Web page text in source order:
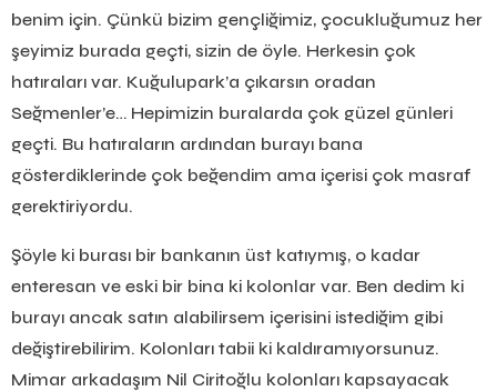
benim için. Çünkü bizim gençliğimiz, çocukluğumuz her
şeyimiz burada geçti, sizin de öyle. Herkesin çok
hatıraları var. Kuğulupark’a çıkarsın oradan
Seğmenler’e… Hepimizin buralarda çok güzel günleri
geçti. Bu hatıraların ardından burayı bana
gösterdiklerinde çok beğendim ama içerisi çok masraf
gerektiriyordu.
Şöyle ki burası bir bankanın üst katıymış, o kadar
enteresan ve eski bir bina ki kolonlar var. Ben dedim ki
burayı ancak satın alabilirsem içerisini istediğim gibi
değiştirebilirim. Kolonları tabii ki kaldıramıyorsunuz.
Mimar arkadaşım Nil Ciritoğlu kolonları kapsayacak